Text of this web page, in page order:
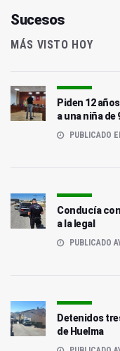
Sucesos
MÁS VISTO HOY
Piden 12
a una niña de
PUBLICADO
Conducía
a la legal
PUBLICADO
Detenidos
de Huelma